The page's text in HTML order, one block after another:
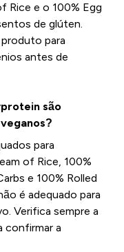
Rice e o 100% Egg
de glúten.
para
antes de
são
para
of Rice, 100%
e 100% Rolled
é adequado para
Verifica sempre a
confirmar a